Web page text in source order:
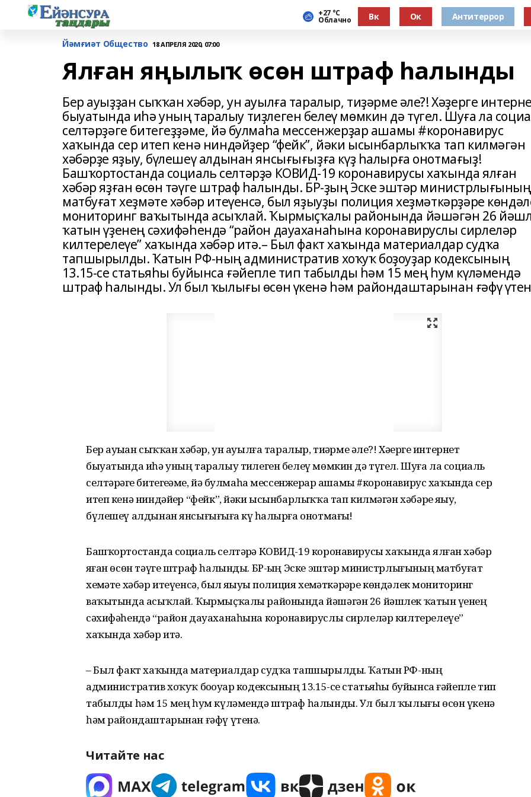
+27 °С
Облачно Вк Ок Антитеррор
Йәмғиәт Общество 18 АПРЕЛЯ 2020, 07:00
Ялған яңылыҡ өсөн штраф һалынды
Бер ауыҙҙан сыҡҡан хәбәр, ун ауылға таралыр, тиҙәрме әле?! Хәҙерге
быуатында иһә уның таралыу тиҙлеген белеү мөмкин дә түгел. Шуға ла
селтәрҙәге битегеҙҙәме, йә булмаһа мессенжерҙар ашамы #коронавирус
хаҡында сер итеп кенә ниндәйҙер “фейк”, йәки ысынбарлыҡҡа тап килмәгән
хәбәрҙе яҙыу, бүлешеү алдынан янсығығыҙға күҙ һалырға онотмағыҙ!
Башҡортостанда социаль селтәрҙә КОВИД-19 коронавирусы хаҡында ялған
хәбәр яҙған өсөн тәүге штраф һалынды. БР-ҙың Эске эштәр министрлығының
матбуғат хеҙмәте хәбәр итеүенсә, был яҙыуҙы полиция хеҙмәткәрҙәре
мониторинг ваҡытында асыҡлай. Ҡырмыҫҡалы районында йәшәгән 26
ҡатын үҙенең сәхифәһендә “район дауаханаһына коронавируслы сирлеләр
килтерелеүе” хаҡында хәбәр итә.– Был факт хаҡында материалдар судҡа
тапшырылды. Ҡатын РФ-ның административ хоҡуҡ боҙоуҙар кодексының
13.15-се статьяһы буйынса ғәйепле тип табылды һәм 15 мең һум күләмендә
штраф һалынды. Ул был ҡылығы өсөн үкенә һәм райондаштарынан ғәфү
Бер ауыҙҙан сыҡҡан хәбәр, ун ауылға таралыр, тиҙәрме әле?! Хәҙерге интернет
быуатында иһә уның таралыу тиҙлеген белеү мөмкин дә түгел. Шуға ла социаль
селтәрҙәге битегеҙҙәме, йә булмаһа мессенжерҙар ашамы #коронавирус хаҡында сер
итеп кенә ниндәйҙер “фейк”, йәки ысынбарлыҡҡа тап килмәгән хәбәрҙе яҙыу,
бүлешеү алдынан янсығығыҙға күҙ һалырға онотмағыҙ!
Башҡортостанда социаль селтәрҙә КОВИД-19 коронавирусы хаҡында ялған хәбәр
яҙған өсөн тәүге штраф һалынды. БР-ҙың Эске эштәр министрлығының матбуғат
хеҙмәте хәбәр итеүенсә, был яҙыуҙы полиция хеҙмәткәрҙәре көндәлек мониторинг
ваҡытында асыҡлай. Ҡырмыҫҡалы районында йәшәгән 26 йәшлек ҡатын үҙенең
сәхифәһендә “район дауаханаһына коронавируслы сирлеләр килтерелеүе”
хаҡында хәбәр итә.
– Был факт хаҡында материалдар судҡа тапшырылды. Ҡатын РФ-ның
административ хоҡуҡ боҙоуҙар кодексының 13.15-се статьяһы буйынса ғәйепле тип
табылды һәм 15 мең һум күләмендә штраф һалынды. Ул был ҡылығы өсөн үкенә
һәм райондаштарынан ғәфү үтенә.
Читайте нас